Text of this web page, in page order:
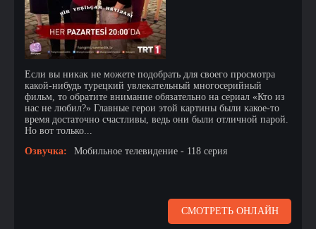
Если вы никак не можете подобрать для своего просмотра
какой-нибудь турецкий увлекательный многосерийный
фильм, то обратите внимание обязательно на сериал «Кто из
нас не любил?» Главные герои этой картины были какое-то
время достаточно счастливы, ведь они были отличной парой.
Но вот только...
Озвучка:
Мобильное телевидение - 118 серия
СМОТРЕТЬ ОНЛАЙН